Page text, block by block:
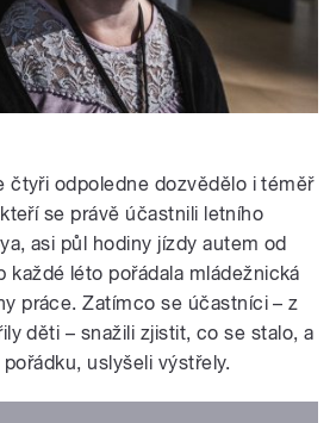
čtyři odpoledne dozvědělo i téměř
se právě účastnili letního
asi půl hodiny jízdy autem od
každé léto pořádala mládežnická
práce. Zatímco se účastníci – z
děti – snažili zjistit, co se stalo, a
uslyšeli výstřely.